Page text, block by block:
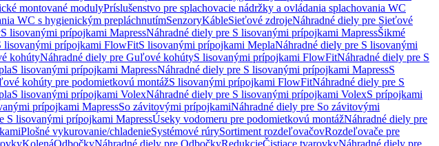
montované modulyPríslušenstvo pre splachovacie nádržky a ovládania splachovania WC
WC s hygienickým prepláchnutímSenzoryKábleSieťové zdrojeNáhradné diely pre Sieťové
S lisovanými prípojkami MapressNáhradné diely pre S lisovanými prípojkami MapressŠikmé
lisovanými prípojkami FlowFitS lisovanými prípojkami MeplaNáhradné diely pre S lisovanými
kohútyNáhradné diely pre Guľové kohútyS lisovanými prípojkami FlowFitNáhradné diely pre S
S lisovanými prípojkami MapressNáhradné diely pre S lisovanými prípojkami MapressS
kohúty pre podomietkovú montážS lisovanými prípojkami FlowFitNáhradné diely pre S
S lisovanými prípojkami VolexNáhradné diely pre S lisovanými prípojkami VolexS prípojkami
prípojkami MapressSo závitovými prípojkamiNáhradné diely pre So závitovými
S lisovanými prípojkami MapressÚseky vodomeru pre podomietkovú montážNáhradné diely pre
Plošné vykurovanie/chladenieSystémové rúrySortiment rozdeľovačovRozdeľovače pre
KolenáOdbočkyNáhradné diely pre OdbočkyRedukcieČistiace tvarovkyNáhradné diely pre